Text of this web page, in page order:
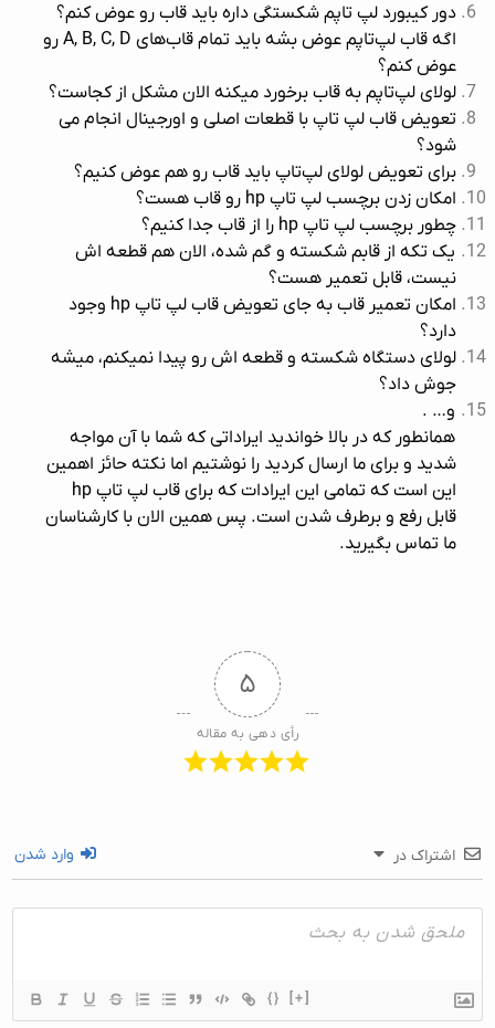
دور کیبورد لپ تاپم شکستگی داره باید قاب رو عوض کنم؟
اگه قاب لپ‌تاپم عوض بشه باید تمام قاب‌های A, B, C, D رو
عوض کنم؟
لولای لپ‌تاپم به قاب برخورد میکنه الان مشکل از کجاست؟
تعویض قاب لپ تاپ با قطعات اصلی و اورجینال انجام می
شود؟
برای تعویض لولای لپ‌تاپ باید قاب رو هم عوض کنیم؟
امکان زدن برچسب لپ تاپ hp رو قاب هست؟
چطور برچسب لپ تاپ hp را از قاب جدا کنیم؟
یک تکه از قابم شکسته و گم شده، الان هم قطعه اش
نیست، قابل تعمیر هست؟
امکان تعمیر قاب به جای تعویض قاب لپ تاپ hp وجود
دارد؟
لولای دستگاه شکسته و قطعه اش رو پیدا نمیکنم، میشه
جوش داد؟
و… .
همانطور که در بالا خواندید ایراداتی که شما با آن مواجه
شدید و برای ما ارسال کردید را نوشتیم اما نکته حائز اهمین
این است که تمامی این ایرادات که برای قاب لپ تاپ hp
قابل رفع و برطرف شدن است. پس همین الان با کارشناسان
ما تماس بگیرید.
۵
رأی دهی به مقاله
اشتراک در وارد شدن
{} [+]